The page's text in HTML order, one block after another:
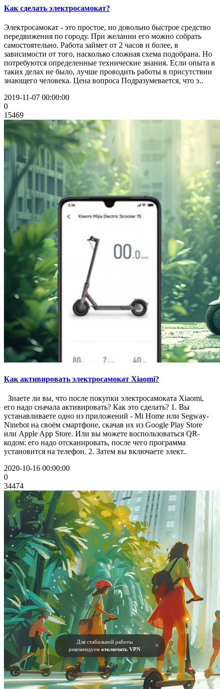
Для стабильной работы
рекомендуем отключить VPN ×
Как сделать электросамокат?
Электросамокат - это простое, но довольно быстрое средство
передвижения по городу. При желании его можно собрать
самостоятельно. Работа займет от 2 часов и более, в
зависимости от того, насколько сложная схема подобрана. Но
потребуются определенные технические знания. Если опыта в
таких делах не было, лучше проводить работы в присутствии
знающего человека. Цена вопроса Подразумевается, что э..
2019-11-07 00:00:00
0
15469
Как активировать электросамокат Xiaomi?
Знаете ли вы, что после покупки электросамоката Xiaomi,
его надо сначала активировать? Как это сделать? 1. Вы
устанавливаете одно из приложений - Mi Home или Segway-
Ninebot на своём смартфоне, скачав их из Google Play Store
или Apple App Store. Или вы можете воспользоваться QR-
кодом: его надо отсканировать, после чего программа
установится на телефон. 2. Затем вы включаете элект..
2020-10-16 00:00:00
0
34474